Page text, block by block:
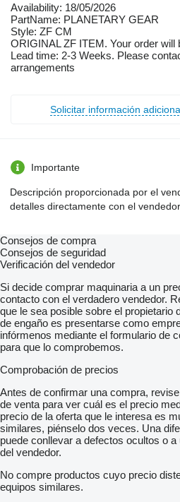
Availability: 18/05/2026
PartName: PLANETARY GEAR
Style: ZF CM
ORIGINAL ZF ITEM. Your order will
Lead time: 2-3 Weeks. Please
arrangements
Solicitar información
Importante
Descripción proporcionada por el
detalles directamente con el vendedor.
Consejos de compra
Consejos de seguridad
Verificación del vendedor
Si decide comprar maquinaria a un
contacto con el verdadero vendedor.
que le sea posible sobre el propietario
de engaño es presentarse como
infórmenos mediante el formulario de
para que lo comprobemos.
Comprobación de precios
Antes de confirmar una compra,
de venta para ver cuál es el precio
precio de la oferta que le interesa es
similares, piénselo dos veces. Una
puede conllevar a defectos ocultos o
del vendedor.
No compre productos cuyo precio
equipos similares.